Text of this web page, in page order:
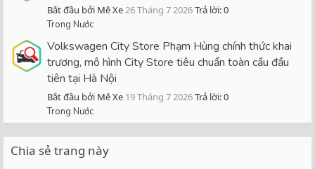
Bắt đầu bởi Mê Xe26 Tháng 7 2026Trả lời: 0
Trong Nước
Volkswagen City Store Phạm Hùng chính thức khai
trương, mô hình City Store tiêu chuẩn toàn cầu đầu
tiên tại Hà Nội
Bắt đầu bởi Mê Xe 19 Tháng 7 2026Trả lời: 0
Trong Nước
Chia sẻ trang này